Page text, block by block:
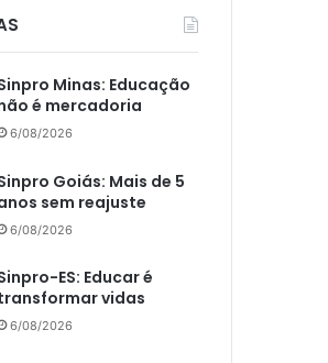
Minas: Educação
é mercadoria
6/08/2026
Goiás: Mais de 5
sem reajuste
6/08/2026
ES: Educar é
vidas
6/08/2026